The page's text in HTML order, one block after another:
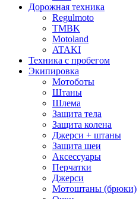
Дорожная техника
Regulmoto
TMBK
Motoland
ATAKI
Техника с пробегом
Экипировка
Мотоботы
Штаны
Шлема
Защита тела
Защита колена
Джерси + штаны
Защита шеи
Аксессуары
Перчатки
Джерси
Мотоштаны (брюки)